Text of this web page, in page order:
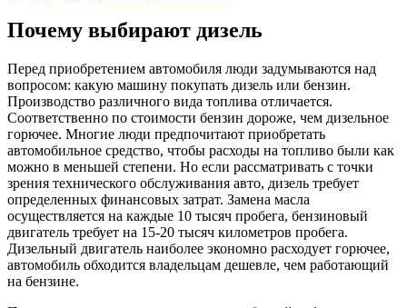
Почему выбирают дизель
Перед приобретением автомобиля люди задумываются над
вопросом: какую машину покупать дизель или бензин.
Производство различного вида топлива отличается.
Соответственно по стоимости бензин дороже, чем дизельное
горючее. Многие люди предпочитают приобретать
автомобильное средство, чтобы расходы на топливо были как
можно в меньшей степени. Но если рассматривать с точки
зрения технического обслуживания авто, дизель требует
определенных финансовых затрат. Замена масла
осуществляется на каждые 10 тысяч пробега, бензиновый
двигатель требует на 15-20 тысяч километров пробега.
Дизельный двигатель наиболее экономно расходует горючее,
автомобиль обходится владельцам дешевле, чем работающий
на бензине.